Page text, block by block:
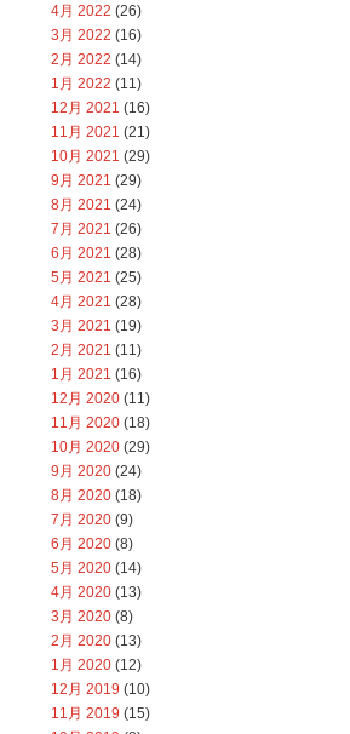
4月 2022 (26)
3月 2022 (16)
2月 2022 (14)
1月 2022 (11)
12月 2021 (16)
11月 2021 (21)
10月 2021 (29)
9月 2021 (29)
8月 2021 (24)
7月 2021 (26)
6月 2021 (28)
5月 2021 (25)
4月 2021 (28)
3月 2021 (19)
2月 2021 (11)
1月 2021 (16)
12月 2020 (11)
11月 2020 (18)
10月 2020 (29)
9月 2020 (24)
8月 2020 (18)
7月 2020 (9)
6月 2020 (8)
5月 2020 (14)
4月 2020 (13)
3月 2020 (8)
2月 2020 (13)
1月 2020 (12)
12月 2019 (10)
11月 2019 (15)